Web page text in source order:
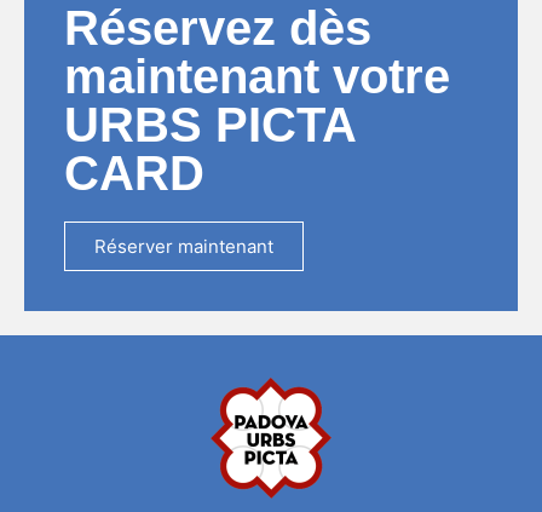
Réservez dès
maintenant votre
URBS PICTA
CARD
Réserver maintenant